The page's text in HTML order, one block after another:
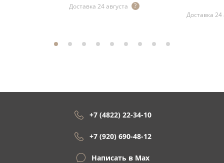
Доставка 24 августа
Доставка 24
+7 (4822) 22-34-10
+7 (920) 690-48-12
Написать в Max